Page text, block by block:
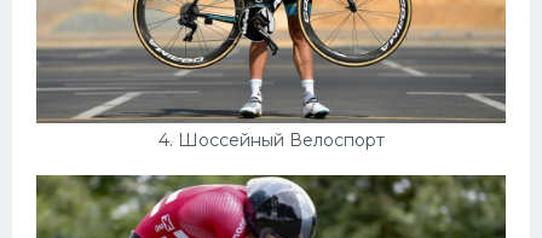
4. Шоссейный Велоспорт